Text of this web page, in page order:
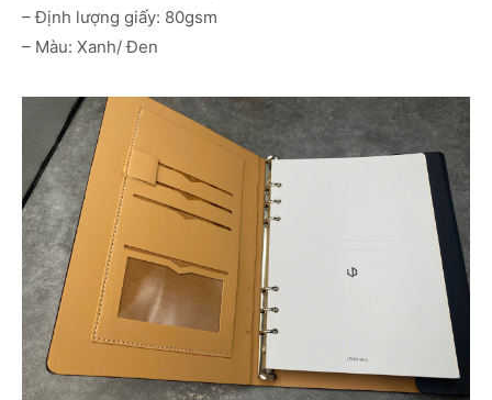
– Định lượng giấy: 80gsm
– Màu: Xanh/ Đen